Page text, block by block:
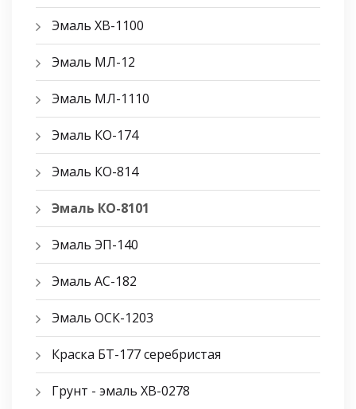
Эмаль ХВ-1100
Эмаль МЛ-12
Эмаль МЛ-1110
Эмаль КО-174
Эмаль КО-814
Эмаль КО-8101
Эмаль ЭП-140
Эмаль АС-182
Эмаль ОСК-1203
Краска БТ-177 серебристая
Грунт - эмаль ХВ-0278